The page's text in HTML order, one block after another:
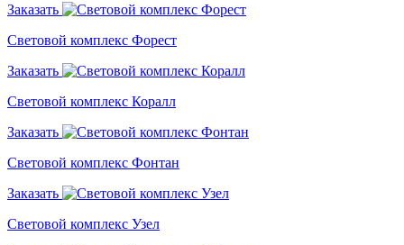
Заказать
Световой комплекс Форест
Заказать
Световой комплекс Коралл
Заказать
Световой комплекс Фонтан
Заказать
Световой комплекс Узел